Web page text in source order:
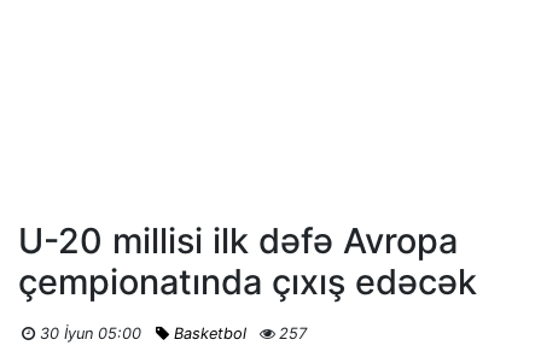
U-20 millisi ilk dəfə Avropa
çempionatında çıxış edəcək
30 İyun 05:00 Basketbol 257